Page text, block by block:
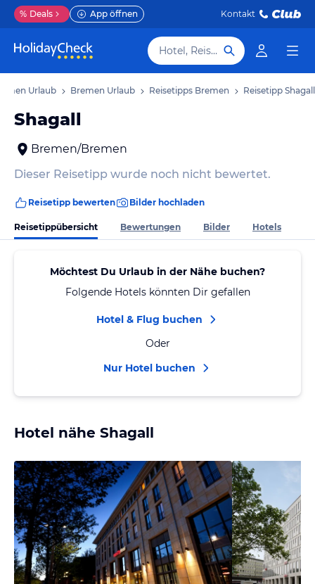
% Deals App öffnen Kontakt
Hotel, Reiseziel
Urlaub Bremen Urlaub Reisetipps Bremen Reisetipp Shagall
Shagall
Bremen/Bremen
Dieser Reisetipp wurde noch nicht bewertet.
Reisetipp bewerten Bilder hochladen
Reisetippübersicht Bewertungen Bilder Hotels
Möchtest Du Urlaub in der Nähe buchen?
Folgende Hotels könnten Dir gefallen
Hotel & Flug buchen
Oder
Nur Hotel buchen
Hotel nähe Shagall